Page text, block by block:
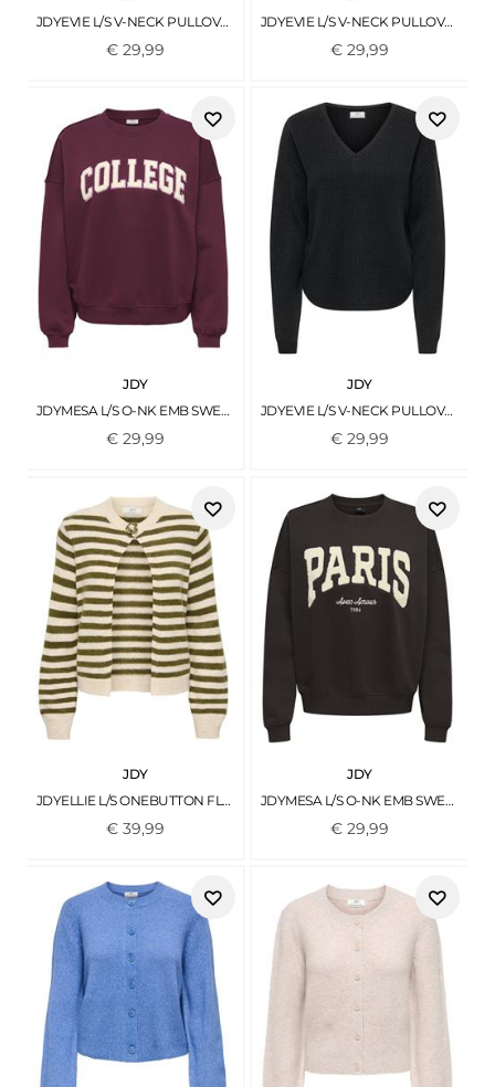
JDYEVIE L/S V-NECK PULLOVER KNT CEDAR GREEN
€ 29,99
JDYEVIE L/S V-NECK PULLOVER KNT WINDSOR WINE
€29,99
JDY
JDYMESA L/S O-NK EMB SWEAT JRS NOOS WINDSOR WINE
€ 29,99
JDY
JDYEVIE L/S V-NECK PULLOVER KNT BLACK
€29,99
JDY
JDYELLIE L/S ONEBUTTON FLOWER CARDI KNT SANDSHELL1
€ 39,99
JDY
JDYMESA L/S O-NK EMB SWEAT JRS NOOS GANACHE
€29,99